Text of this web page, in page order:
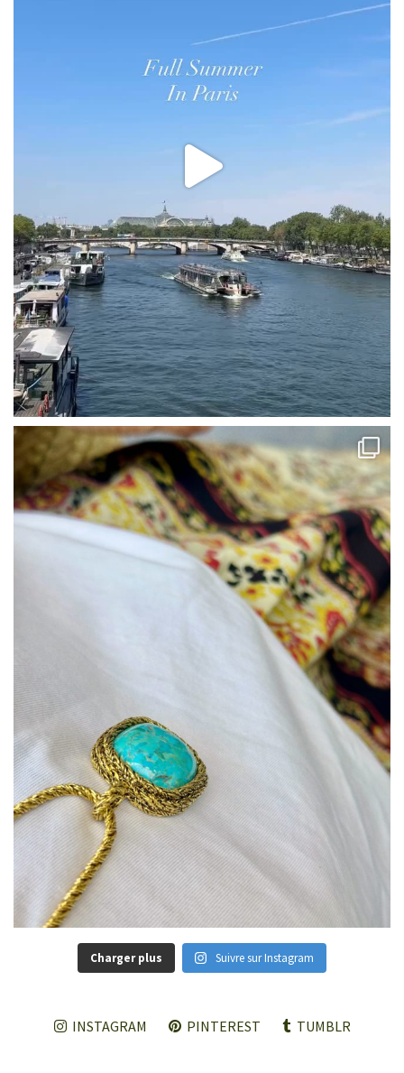
Charger plus Suivre sur Instagram
INSTAGRAM PINTEREST TUMBLR